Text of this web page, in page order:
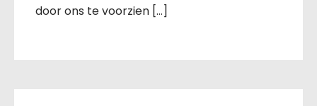
door ons te voorzien […]